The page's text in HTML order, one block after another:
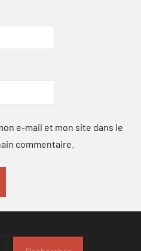
e-mail et mon site dans le
commentaire.